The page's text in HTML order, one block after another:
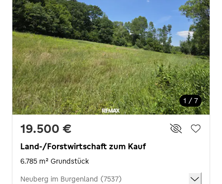
1 / 7
19.500 €
Land-/Forstwirtschaft zum Kauf
6.785 m² Grundstück
Neuberg im Burgenland (7537)